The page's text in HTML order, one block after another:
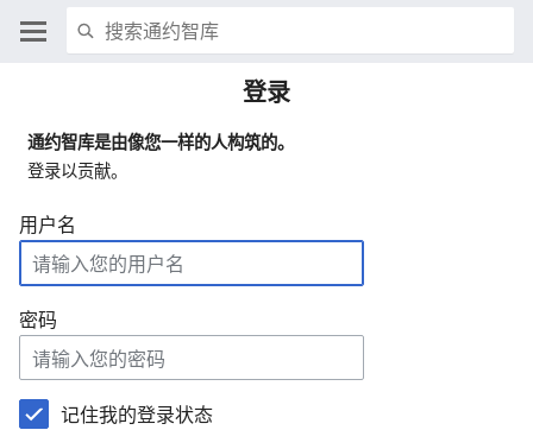
登录
通约智库是由像您一样的人构筑的。
登录以贡献。
用户名
密码
记住我的登录状态